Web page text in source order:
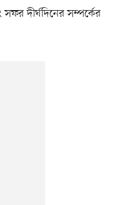
দীর্ঘদিনের সম্পর্কের